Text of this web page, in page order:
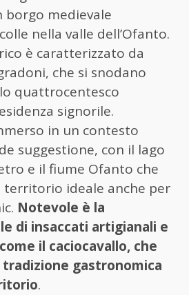
borgo medievale
nella valle dell’Ofanto.
è caratterizzato da
che si snodano
quattrocentesco
signorile.
in un contesto
suggestione, con il lago
e il fiume Ofanto che
territorio ideale anche per
Notevole è la
di insaccati artigianali e
il caciocavallo, che
gastronomica
.